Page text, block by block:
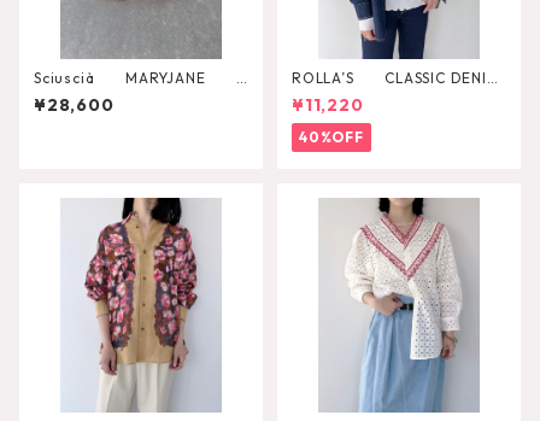
Sciuscià MARYJANE
（ROASTED PEACH）
¥28,600
ROLLA’S CLASSIC DENIM
SHIRT RINSE
¥11,220
40%OFF